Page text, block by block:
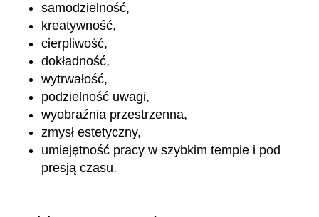
samodzielność,
kreatywność,
cierpliwość,
dokładność,
wytrwałość,
podzielność uwagi,
wyobraźnia przestrzenna,
zmysł estetyczny,
umiejętność pracy w szybkim tempie i pod
presją czasu.